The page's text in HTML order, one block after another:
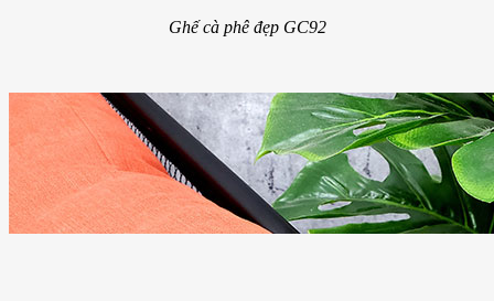
Ghế cà phê đẹp GC92